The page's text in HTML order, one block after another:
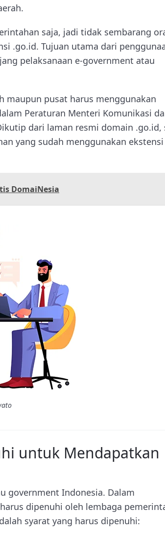
saja, jadi tidak sembarang
.go.id. Tujuan utama dari
pelaksanaan e-government atau
maupun pusat harus menggunakan
Peraturan Menteri Komunikasi
dari laman resmi domain .go.id,
yang sudah menggunakan ekstensi
DomaiNesia
untuk Mendapatkan
government Indonesia. Dalam
dipenuhi oleh lembaga
syarat yang harus dipenuhi: